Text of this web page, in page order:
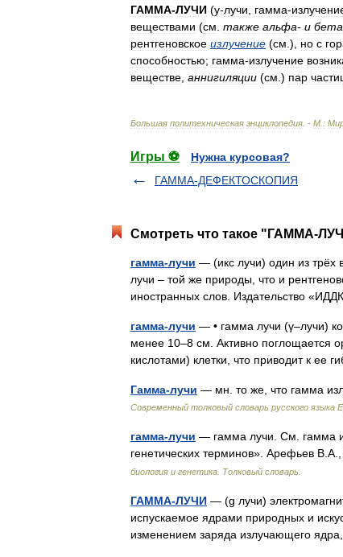
ГАММА-ЛУЧИ (у-лучи гамма-
веществами (см также альфа- и бета
рентгеновское излучение (см .), но с
способностью; гамма-излучение
веществе аннигиляции (см .) пар
Большая политехническая энциклопедия . - М :
Игры ⚽
Нужна курсовая?
ГАММА-ДЕФЕКТОСКОПИЯ
Смотреть что такое "ГАММА-
гамма-лучи — (икс лучи) один из трёх
лучи – той же природы, что и
иностранных слов. Издательство
гамма-лучи — • гамма лучи (γ–лучи)
менее 10–8 см. Активно поглощается
кислотами) клетки, что приводит к
Гамма-лучи — мн. то же, что гамма
Современный толковый словарь русского языка
гамма-лучи — гамма лучи. См. гамма
генетических терминов». Арефьев
биология и генетика. Толковый словарь.
ГАММА-ЛУЧИ — (g лучи)
испускаемое ядрами природных и
изменением заряда излучающего